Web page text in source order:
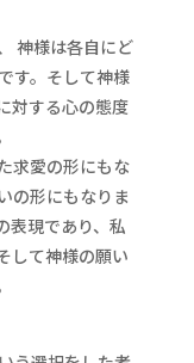
神様は各自にど
す。そして神様
対する心の態度
求愛の形にもな
の形にもなりま
表現であり、私
して神様の願い